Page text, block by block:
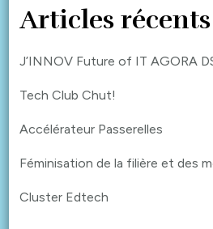
Articles récents
J’INNOV Future of IT AGORA
Tech Club Chut!
Accélérateur Passerelles
Féminisation de la filière et des
Cluster Edtech